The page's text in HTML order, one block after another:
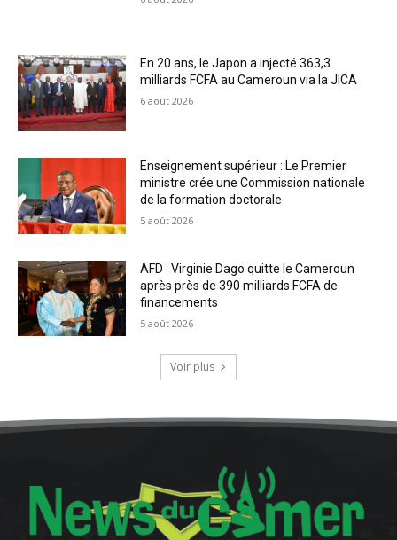
En 20 ans, le Japon a injecté 363,3
milliards FCFA au Cameroun via la JICA
6 août 2026
Enseignement supérieur : Le Premier
ministre crée une Commission nationale
de la formation doctorale
5 août 2026
AFD : Virginie Dago quitte le Cameroun
après près de 390 milliards FCFA de
financements
5 août 2026
Voir plus